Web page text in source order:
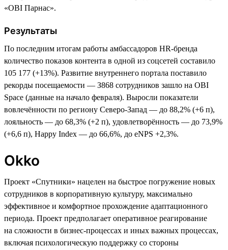
«ОBI Парнас».
Результаты
По последним итогам работы амбассадоров HR-бренда
количество показов контента в одной из соцсетей составило
105 177 (+13%). Развитие внутреннего портала поставило
рекорды посещаемости — З868 сотрудников зашло на OBI
Space (данные на начало февраля). Выросли показатели
вовлечённости по региону Северо-Запад — до 88,2% (+6 п),
лояльность — до 68,3% (+2 п), удовлетворённость — до 73,9%
(+6,6 п), Happy Index — до 66,6%, до eNPS +2,3%.
Okko
Проект «Спутники» нацелен на быстрое погружение новых
сотрудников в корпоративную культуру, максимально
эффективное и комфортное прохождение адаптационного
периода. Проект предполагает оперативное реагирование
на сложности в бизнес-процессах и иных важных процессах,
включая психологическую поддержку со стороны